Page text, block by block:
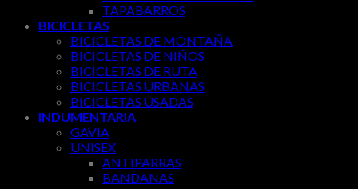
TAPABARROS
BICICLETAS
BICICLETAS DE MONTAÑA
BICICLETAS DE NIÑOS
BICICLETAS DE RUTA
BICICLETAS URBANAS
BICICLETAS USADAS
INDUMENTARIA
GAVIA
UNISEX
ANTIPARRAS
BANDANAS